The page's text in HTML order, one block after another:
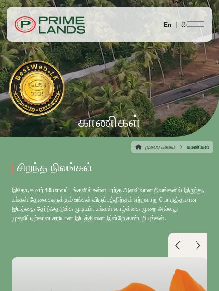
En | සිං
காணிகள்
முகப்பு பக்கம் காணிகள்
சிறந்த நிலங்கள்
இதோ,சுமார் 18 மாவட்டங்களில் உள்ள பரந்த அளவிலான நிலங்களில் இருந்து,
உங்கள் தேவைகளுக்கும் உங்கள் விருப்பத்திற்கும் ஏற்றவாறு பொருத்தமான
இடத்தை தேர்ந்தெடுக்க முடியும். உங்கள் வாழ்க்கை முறை அல்லது
முதலீட்டிற்கான சரியான இடத்தினை இன்றே கண்டறியுங்கள்.